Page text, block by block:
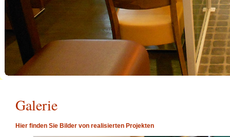
Galerie
Hier finden Sie Bilder von realisierten Projekten